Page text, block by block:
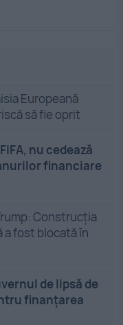
Europeană
să fie oprit
nu cedează
financiare
Construcția
a fost blocată în
de lipsă de
finanțarea